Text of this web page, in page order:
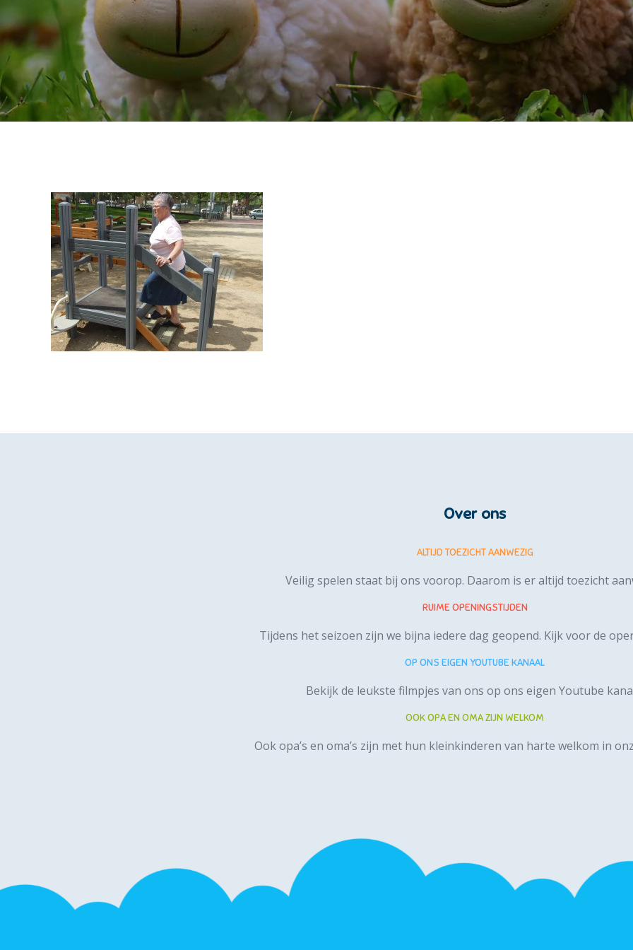
Over ons
ALTIJD TOEZICHT AANWEZIG
Veilig spelen staat bij ons voorop. Daarom is er altijd toezicht
RUIME OPENINGSTIJDEN
Tijdens het seizoen zijn we bijna iedere dag geopend. Kijk voor de
OP ONS EIGEN YOUTUBE KANAAL
Bekijk de leukste filmpjes van ons op ons eigen Youtube
OOK OPA EN OMA ZIJN WELKOM
Ook opa’s en oma’s zijn met hun kleinkinderen van harte welkom in